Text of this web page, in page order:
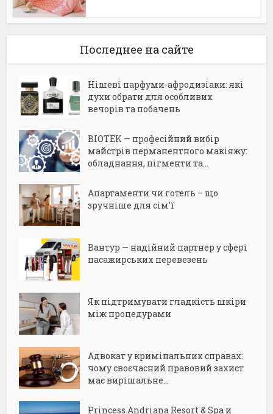
Последнее на сайте
Нішеві парфуми-афродизіаки: які
духи обрати для особливих
вечорів та побачень
BIOTEK — професійний вибір
майстрів перманентного макіяжу:
обладнання, пігменти та...
Апартаменти чи готель – що
зручніше для сім’ї
Вантур — надійний партнер у сфері
пасажирських перевезень
Як підтримувати гладкість шкіри
між процедурами
Адвокат у кримінальних справах:
чому своєчасний правовий захист
має вирішальне...
Princess Andriana Resort & Spa и